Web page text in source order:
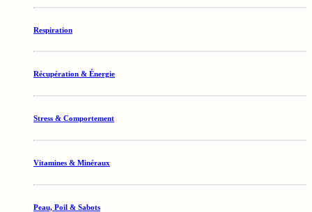
Respiration
Récupération & Énergie
Stress & Comportement
Vitamines & Minéraux
Peau, Poil & Sabots